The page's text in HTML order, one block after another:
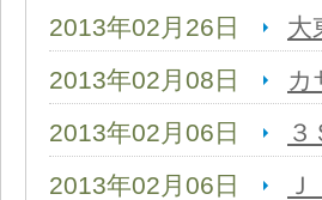
2013年02月26日
大
2013年02月08日
カ
2013年02月06日
2013年02月06日